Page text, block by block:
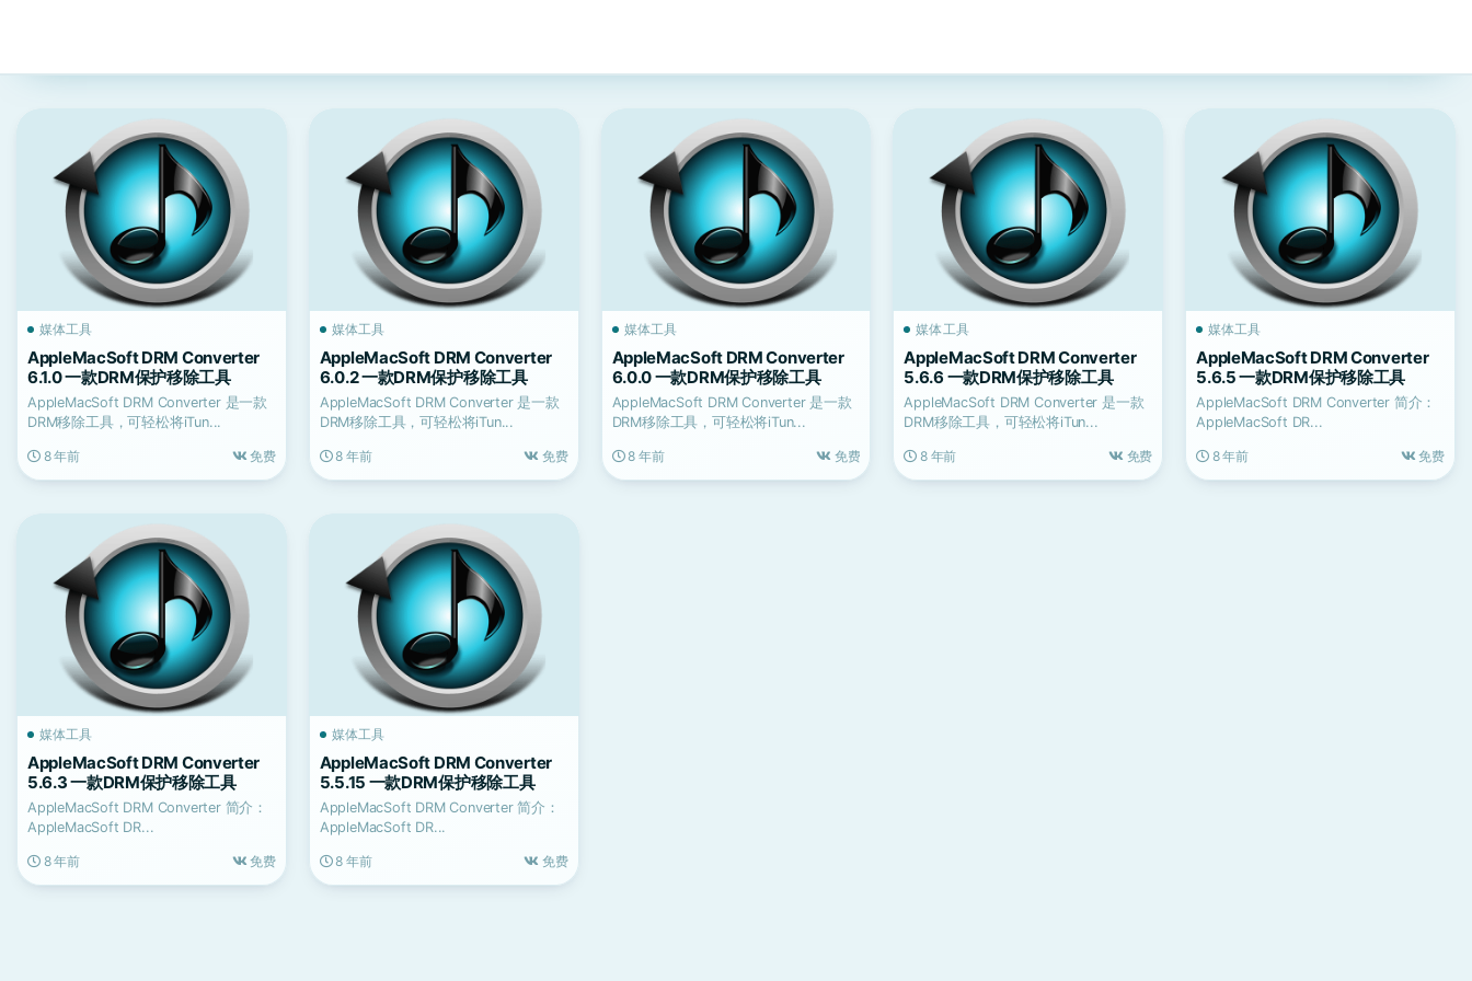
媒体工具
AppleMacSoft DRM Converter
6.1.0 一款DRM保护移除工具
AppleMacSoft DRM Converter 是一款
DRM移除工具，可轻松将iTun...
8 年前 免费
媒体工具
AppleMacSoft DRM Converter
6.0.2 一款DRM保护移除工具
AppleMacSoft DRM Converter 是一款
DRM移除工具，可轻松将iTun...
8 年前 免费
媒体工具
AppleMacSoft DRM Converter
6.0.0 一款DRM保护移除工具
AppleMacSoft DRM Converter 是一款
DRM移除工具，可轻松将iTun...
8 年前 免费
媒体工具
AppleMacSoft DRM Converter
5.6.6 一款DRM保护移除工具
AppleMacSoft DRM Converter 是一款
DRM移除工具，可轻松将iTun...
8 年前 免费
媒体工具
AppleMacSoft DRM Converter
5.6.5 一款DRM保护移除工具
AppleMacSoft DRM Converter 简介：
AppleMacSoft DR...
8 年前 免费
媒体工具
AppleMacSoft DRM Converter
5.6.3 一款DRM保护移除工具
AppleMacSoft DRM Converter 简介：
AppleMacSoft DR...
8 年前 免费
媒体工具
AppleMacSoft DRM Converter
5.5.15 一款DRM保护移除工具
AppleMacSoft DRM Converter 简介：
AppleMacSoft DR...
8 年前 免费